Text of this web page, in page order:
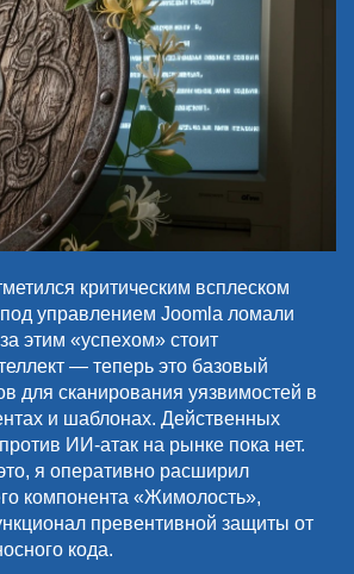
критическим всплеском
управлением Joomla ломали
этим «успехом» стоит
— теперь это базовый
для сканирования уязвимостей в
и шаблонах. Действенных
ИИ-атак на рынке пока нет.
я оперативно расширил
компонента «Жимолость»,
превентивной защиты от
кода.